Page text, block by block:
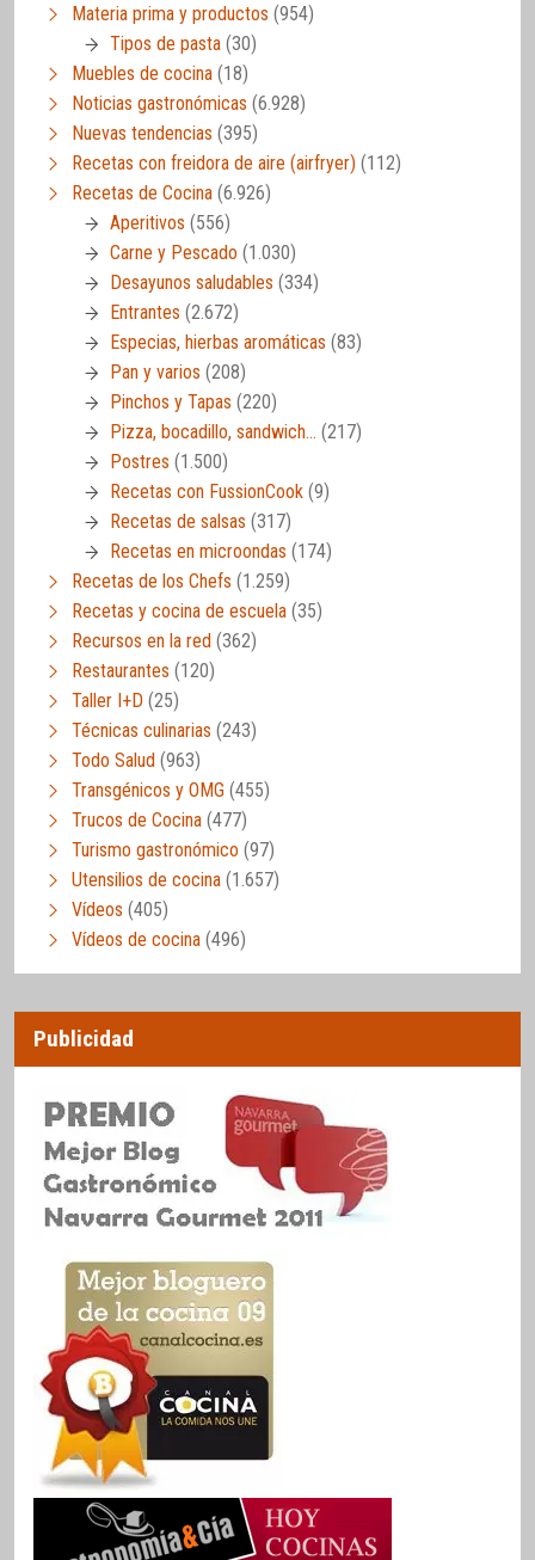
Materia prima y productos (954)
Tipos de pasta (30)
Muebles de cocina (18)
Noticias gastronómicas (6.928)
Nuevas tendencias (395)
Recetas con freidora de aire (airfryer) (112)
Recetas de Cocina (6.926)
Aperitivos (556)
Carne y Pescado (1.030)
Desayunos saludables (334)
Entrantes (2.672)
Especias, hierbas aromáticas (83)
Pan y varios (208)
Pinchos y Tapas (220)
Pizza, bocadillo, sandwich… (217)
Postres (1.500)
Recetas con FussionCook (9)
Recetas de salsas (317)
Recetas en microondas (174)
Recetas de los Chefs (1.259)
Recetas y cocina de escuela (35)
Recursos en la red (362)
Restaurantes (120)
Taller I+D (25)
Técnicas culinarias (243)
Todo Salud (963)
Transgénicos y OMG (455)
Trucos de Cocina (477)
Turismo gastronómico (97)
Utensilios de cocina (1.657)
Vídeos (405)
Vídeos de cocina (496)
Publicidad